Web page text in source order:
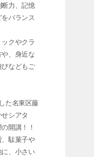
力、記憶
バランス
クやクラ
、身近な
などもご
た名東区藤
シアタ
開講！！
駄菓子や
、小さい